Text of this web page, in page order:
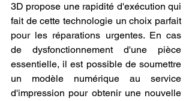
3D propose une rapidité d'exécution qui
fait de cette technologie un choix parfait
pour les réparations urgentes. En cas
de dysfonctionnement d'une pièce
essentielle, il est possible de soumettre
un modèle numérique au service
d'impression pour obtenir une nouvelle